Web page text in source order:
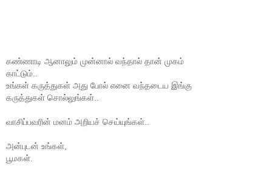
கண்ணாடி ஆனாலும் முன்னால் வந்தால் தான் முகம்
காட்டும்..
உங்கள் கருத்துகள் அது போல் எனை வந்தடைய இங்கு
கருத்துகள் சொல்லுங்கள்..
வாசிப்பவரின் மனம் அறியச் செய்யுங்கள்..
அன்புடன் உங்கள்,
பூமகள்.